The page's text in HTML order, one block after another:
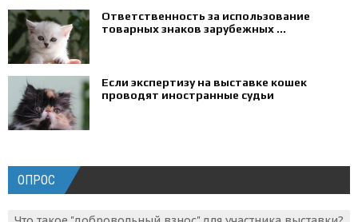
Ответственность за использование
товарных знаков зарубежных ...
Если экспертизу на выставке кошек
проводят иностранные судьи
ОПРОС